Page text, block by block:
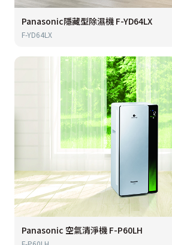
Panasonic隱藏型除濕機 F-YD64LX
F-YD64LX
Panasonic 空氣清淨機 F-P60LH